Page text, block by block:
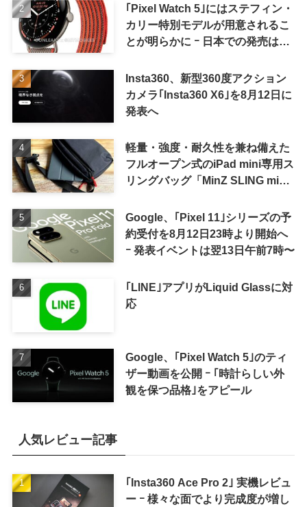
｢Pixel Watch 5｣にはステフィン・
カリー特別モデルが用意されるこ
とが明らかに ｰ 日本での発売は期
Insta360、新型360度アクション
カメラ｢Insta360 X6｣を8月12日に
発表へ
軽量・強度・耐久性を兼ね備えた
フルオープン式のiPad mini専用ス
リングバッグ「MinZ SLING mini
Google、｢Pixel 11｣シリーズの予
約受付を8月12日23時より開始へ
ｰ 発表イベントは翌13日午前7時〜
｢LINE｣アプリがLiquid Glassに対
応
Google、｢Pixel Watch 5｣のティ
ザー動画を公開 ｰ ｢時計らしい外
観を保つ品格｣をアピール
人気レビュー記事
｢Insta360 Ace Pro 2｣ 実機レビュ
ー ｰ 様々な面でより完成度が増し